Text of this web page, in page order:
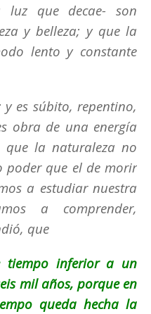
luz que decae- son
y belleza; y que la
lento y constante
es súbito, repentino,
obra de una energía
que la naturaleza no
poder que el de morir
a estudiar nuestra
a comprender,
que
tiempo inferior a un
mil años, porque en
queda hecha la